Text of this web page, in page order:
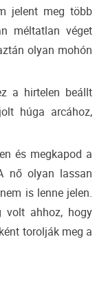
jelent meg több
méltatlan véget
olyan mohón
a hirtelen beállt
húga arcához,
és megkapod a
nő olyan lassan
is lenne jelen.
volt ahhoz, hogy
torolják meg a